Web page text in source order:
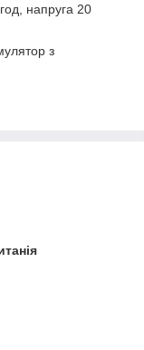
напруга 20
з